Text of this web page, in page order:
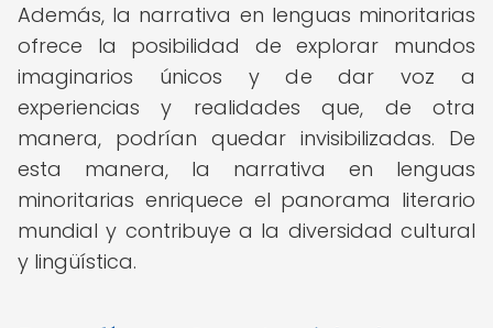
Además, la narrativa en lenguas minoritarias
ofrece la posibilidad de explorar mundos
imaginarios únicos y de dar voz a
experiencias y realidades que, de otra
manera, podrían quedar invisibilizadas. De
esta manera, la narrativa en lenguas
minoritarias enriquece el panorama literario
mundial y contribuye a la diversidad cultural
y lingüística.